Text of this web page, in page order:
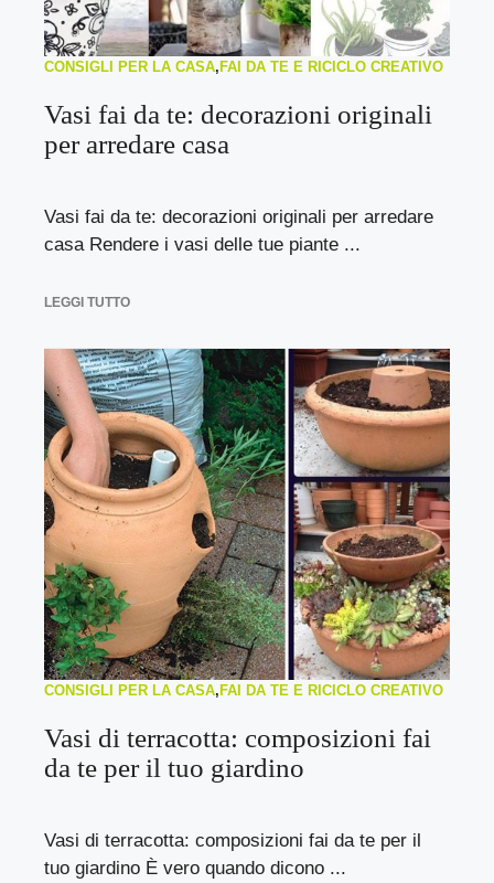
CONSIGLI PER LA CASA, FAI DA TE E RICICLO CREATIVO
Vasi fai da te: decorazioni originali
per arredare casa
Vasi fai da te: decorazioni originali per arredare
casa Rendere i vasi delle tue piante ...
LEGGI TUTTO
CONSIGLI PER LA CASA,FAI DA TE E RICICLO CREATIVO
Vasi di terracotta: composizioni fai
da te per il tuo giardino
Vasi di terracotta: composizioni fai da te per il
tuo giardino È vero quando dicono ...